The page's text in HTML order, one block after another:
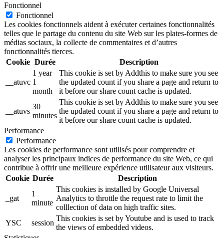
Fonctionnel
Fonctionnel
Les cookies fonctionnels aident à exécuter certaines fonctionnalités
telles que le partage du contenu du site Web sur les plates-formes de
médias sociaux, la collecte de commentaires et d’autres
fonctionnalités tierces.
Cookie Durée Description
__atuvc
1 year
1
month
This cookie is set by Addthis to make sure you see
the updated count if you share a page and return to
it before our share count cache is updated.
__atuvs
30
minutes
This cookie is set by Addthis to make sure you see
the updated count if you share a page and return to
it before our share count cache is updated.
Performance
Performance
Les cookies de performance sont utilisés pour comprendre et
analyser les principaux indices de performance du site Web, ce qui
contribue à offrir une meilleure expérience utilisateur aux visiteurs.
Cookie Durée Description
_gat
1
minute
This cookies is installed by Google Universal
Analytics to throttle the request rate to limit the
colllection of data on high traffic sites.
YSC
session
This cookies is set by Youtube and is used to track
the views of embedded videos.